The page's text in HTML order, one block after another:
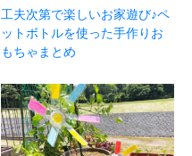
工夫次第で楽しいお家遊び♪ペ
ットボトルを使った手作りお
もちゃまとめ